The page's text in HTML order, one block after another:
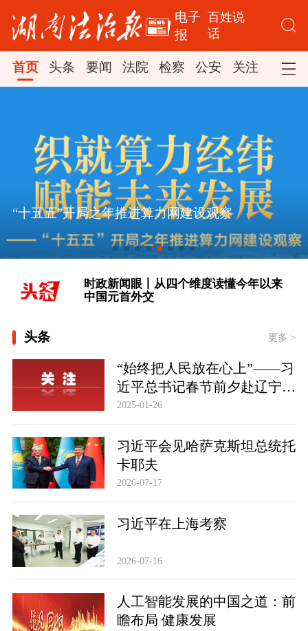
电子
报
百姓说
话
首页 头条 要闻 法院 检察 公安 关注 司法
“十五五”开局之年推进算力网建设观察
[学习·知行丨“敦煌，我心向往之”]
时政新闻眼丨从四个维度读懂今年以来
中国元首外交
[学习新语｜以党的政治建设为统领加强
党的各方面建设]
时政新闻眼丨从四个维度读懂今年以来
中国元首外交
头条 更多 >
“始终把人民放在心上”——习
近平总书记春节前夕赴辽宁看
望慰问基层干部群众纪实
2025-01-26
习近平会见哈萨克斯坦总统托
卡耶夫
2026-07-17
习近平在上海考察
2026-07-16
人工智能发展的中国之道：前
瞻布局 健康发展